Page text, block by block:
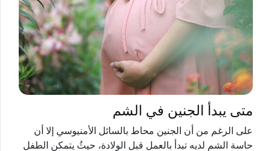
متى يبدأ الجنين في الشم
على الرغم من أن الجنين محاط بالسائل الأمنيوسي إلا أن
حاسة الشم لديه تبدأ بالعمل قبل الولادة، حيثُ يتمكن الطفل